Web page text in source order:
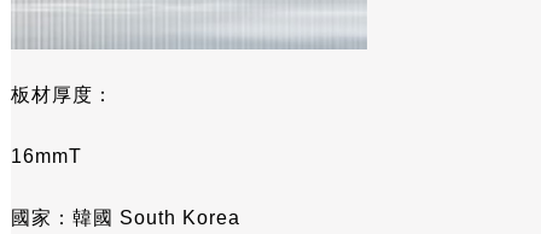
板材厚度：
16mmT
國家：韓國 South Korea